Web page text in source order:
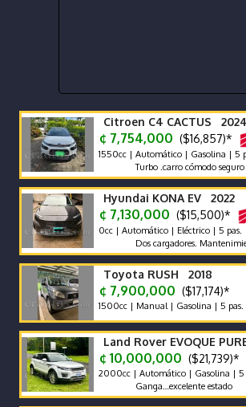
Citroen C4 CACTUS 2024
¢ 7,754,000 ($16,857)*
1550cc | Automático | Gasolina | 5
Turbo .carro cómodo seguro con
Hyundai KONA EV 2022
¢ 7,130,000 ($15,500)*
0cc | Automático | Eléctrico | 5 pas.
Dos cargadores.
Toyota RUSH 2018
¢ 7,900,000 ($17,174)*
1500cc | Manual | Gasolina | 5 pas.
Land Rover EVOQUE
¢ 10,000,000 ($21,739)*
2000cc | Automático | Gasolina | 5
Ganga…excelente estado